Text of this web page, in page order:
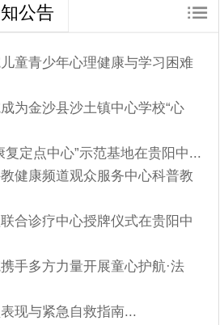
公告
童青少年心理健康与学习困难
为金沙县沙土镇中心学校“心
复定点中心”示范基地在贵阳中...
健康频道观众服务中心科普教
合诊疗中心授牌仪式在贵阳中
手多方力量开展童心护航·法
现与紧急自救指南...